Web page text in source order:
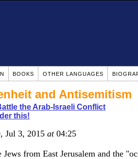
BOOKS OTHER LANGUAGES
and Antisemitism
the Arab-Israeli Conflict
this!
, Jul 3, 2015 at04:25
from East Jerusalem and the